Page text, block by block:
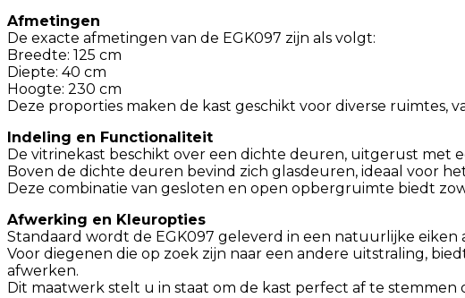
Afmetingen
De exacte afmetingen van de EGK097 zijn als volgt:
Breedte: 125 cm
Diepte: 40 cm
Hoogte: 230 cm
Deze proporties maken de kast geschikt voor diverse ruimtes,
Indeling en Functionaliteit
De vitrinekast beschikt over een dichte deuren, uitgerust met
Boven de dichte deuren bevind zich glasdeuren, ideaal voor
Deze combinatie van gesloten en open opbergruimte biedt
Afwerking en Kleuropties
Standaard wordt de EGK097 geleverd in een natuurlijke
Voor diegenen die op zoek zijn naar een andere uitstraling,
afwerken.
Dit maatwerk stelt u in staat om de kast perfect af te stemmen